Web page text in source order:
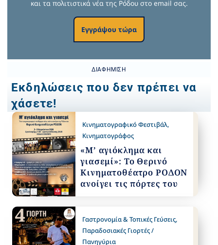
και τα πολιτιστικά νέα της Ρόδου στο email σας.
Εγγράψου τώρα
ΔΙΑΦΉΜΙΣΗ
Εκδηλώσεις που δεν πρέπει να
χάσετε!
Κινηματογραφικό Φεστιβάλ,
Κινηματογράφος
«Μ’ αγιόκλημα και
γιασεμί»: Το Θερινό
Κινηματοθέατρο ΡΟΔΟΝ
ανοίγει τις πόρτες του
Γαστρονομία & Τοπικές Γεύσεις,
Παραδοσιακές Γιορτές /
Πανηγύρια